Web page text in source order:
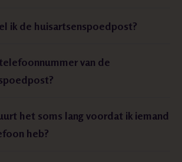
ik de huisartsenspoedpost?
van de
het soms lang voordat ik iemand
heb?